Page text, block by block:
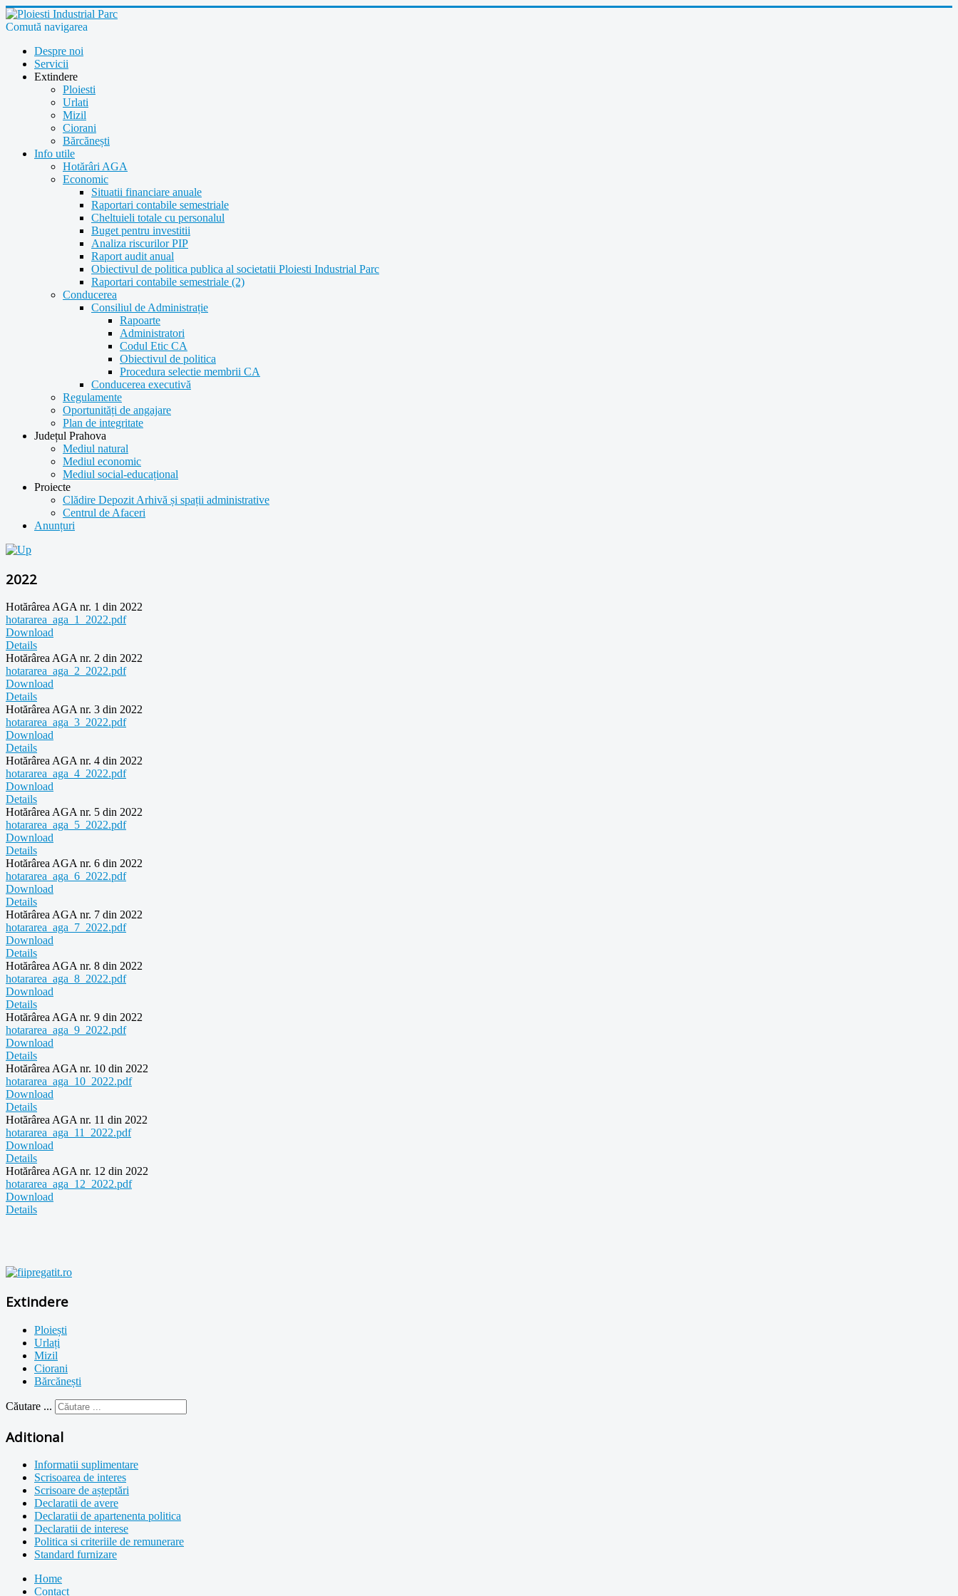
Comută navigarea
Despre noi
Servicii
Extindere
Ploiesti
Urlati
Mizil
Ciorani
Bărcănești
Info utile
Hotărâri AGA
Economic
Situatii financiare anuale
Raportari contabile semestriale
Cheltuieli totale cu personalul
Buget pentru investitii
Analiza riscurilor PIP
Raport audit anual
Obiectivul de politica publica al societatii Ploiesti Industrial Parc
Raportari contabile semestriale (2)
Conducerea
Consiliul de Administrație
Rapoarte
Administratori
Codul Etic CA
Obiectivul de politica
Procedura selectie membrii CA
Conducerea executivă
Regulamente
Oportunități de angajare
Plan de integritate
Județul Prahova
Mediul natural
Mediul economic
Mediul social-educațional
Proiecte
Clădire Depozit Arhivă și spații administrative
Centrul de Afaceri
Anunțuri
2022
Hotărârea AGA nr. 1 din 2022
hotararea_aga_1_2022.pdf
Download
Details
Hotărârea AGA nr. 2 din 2022
hotararea_aga_2_2022.pdf
Download
Details
Hotărârea AGA nr. 3 din 2022
hotararea_aga_3_2022.pdf
Download
Details
Hotărârea AGA nr. 4 din 2022
hotararea_aga_4_2022.pdf
Download
Details
Hotărârea AGA nr. 5 din 2022
hotararea_aga_5_2022.pdf
Download
Details
Hotărârea AGA nr. 6 din 2022
hotararea_aga_6_2022.pdf
Download
Details
Hotărârea AGA nr. 7 din 2022
hotararea_aga_7_2022.pdf
Download
Details
Hotărârea AGA nr. 8 din 2022
hotararea_aga_8_2022.pdf
Download
Details
Hotărârea AGA nr. 9 din 2022
hotararea_aga_9_2022.pdf
Download
Details
Hotărârea AGA nr. 10 din 2022
hotararea_aga_10_2022.pdf
Download
Details
Hotărârea AGA nr. 11 din 2022
hotararea_aga_11_2022.pdf
Download
Details
Hotărârea AGA nr. 12 din 2022
hotararea_aga_12_2022.pdf
Download
Details
Extindere
Ploiești
Urlați
Mizil
Ciorani
Bărcănești
Căutare ...
Aditional
Informatii suplimentare
Scrisoarea de interes
Scrisoare de așteptări
Declaratii de avere
Declaratii de apartenenta politica
Declaratii de interese
Politica si criteriile de remunerare
Standard furnizare
Home
Contact